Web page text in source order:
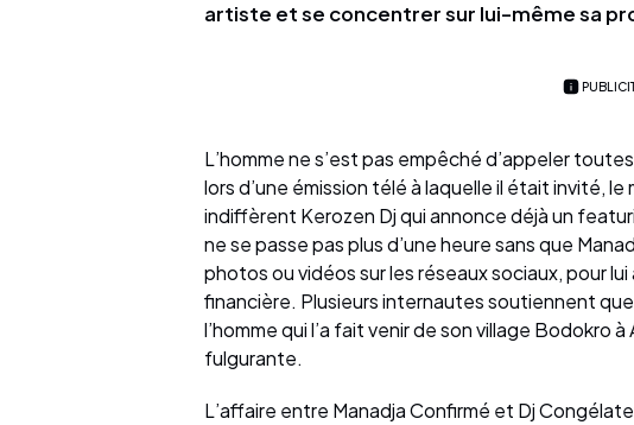
artiste et se concentrer sur lui-même sa
L’homme ne s’est pas empêché d’appeler
lors d’une émission télé à laquelle il était invité, le
indiffèrent Kerozen Dj qui annonce déjà un
ne se passe pas plus d’une heure sans que
photos ou vidéos sur les réseaux sociaux, pour
financière. Plusieurs internautes soutiennent
l’homme qui l’a fait venir de son village Bodokro
fulgurante.
L’affaire entre Manadja Confirmé et Dj